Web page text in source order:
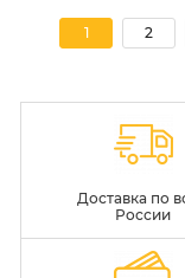
1 2
Доставка по
России